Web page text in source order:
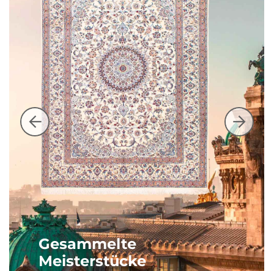
Gesammelte
Meisterstücke